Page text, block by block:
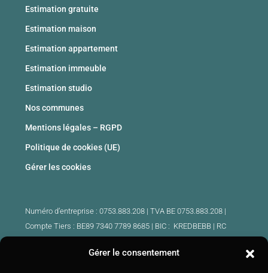
Gérer le consentement
Estimation gratuite
Estimation maison
Estimation appartement
Estimation immeuble
Estimation studio
Nos communes
Mentions légales – RGPD
Politique de cookies (UE)
Gérer les cookies
Numéro d’entreprise : 0753.883.208 | TVA BE 0753.883.208 |
Compte Tiers : BE89 7340 7789 8685 | BIC : KREDBEBB | RC